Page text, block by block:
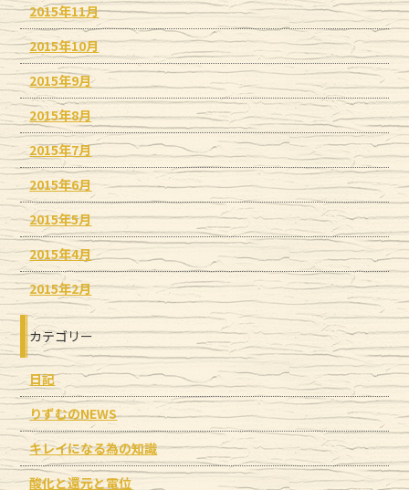
2015年11月
2015年10月
2015年9月
2015年8月
2015年7月
2015年6月
2015年5月
2015年4月
2015年2月
カテゴリー
日記
りずむのNEWS
キレイになる為の知識
酸化と還元と電位